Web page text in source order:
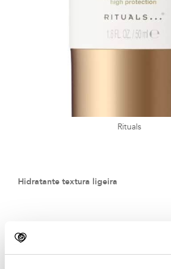
Rituals
Hidratante textura ligeira
O icónico hidratante anti idade, agora
ainda mais ligeira e de rápida absorção.
bakuchiol, uma alternativa natural ao